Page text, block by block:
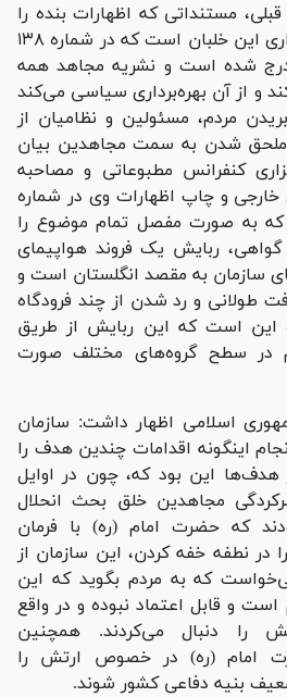
مستنداتی که اظهارات بنده را
تایید می‌کند، اعلام هواداری این خلبان است که در شماره ۱۳۸
درج شده است و نشریه مجاهد همه
و از آن بهره‌برداری سیاسی می‌کند
مردم، مسئولین و نظامیان از
ملحق شدن به سمت مجاهدین بیان
کنفرانس مطبوعاتی و مصاحبه
خارجی و چاپ اظهارات وی در شماره
که به صورت مفصل تمام موضوع را
ربایش یک فروند هواپیمای
سازمان به مقصد انگلستان است و
طولانی و رد شدن از چند فرودگاه
این است که این ربایش از طریق
در سطح گروه‌های مختلف صورت
اسلامی اظهار داشت: سازمان
اینگونه اقدامات چندین هدف را
هدف‌ها این بود که، چون در اوایل
مجاهدین خلق بحث انحلال
که حضرت امام (ره) با فرمان
در نطفه خفه کردن، این سازمان از
که به مردم بگوید که این
و قابل اعتماد نبوده و در واقع
را دنبال می‌کردند. همچنین
امام (ره) در خصوص ارتش را
بنیه دفاعی کشور شوند.